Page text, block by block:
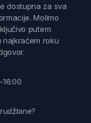
dostupna za sva
Molimo
putem
najkraćem roku